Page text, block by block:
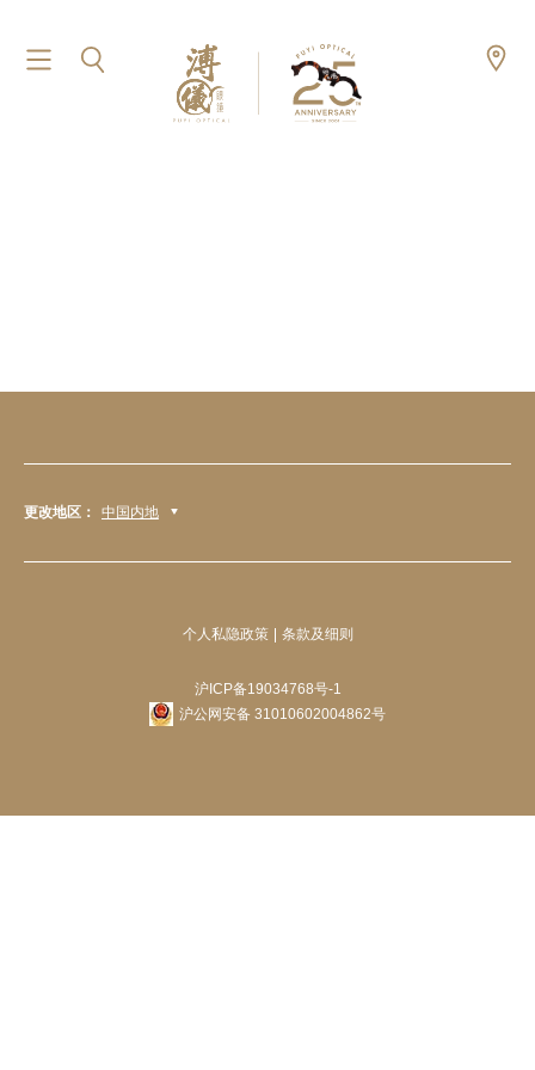
更改地区： 中国内地
个人私隐政策 条款及细则
沪ICP备19034768号-1
沪公网安备 31010602004862号